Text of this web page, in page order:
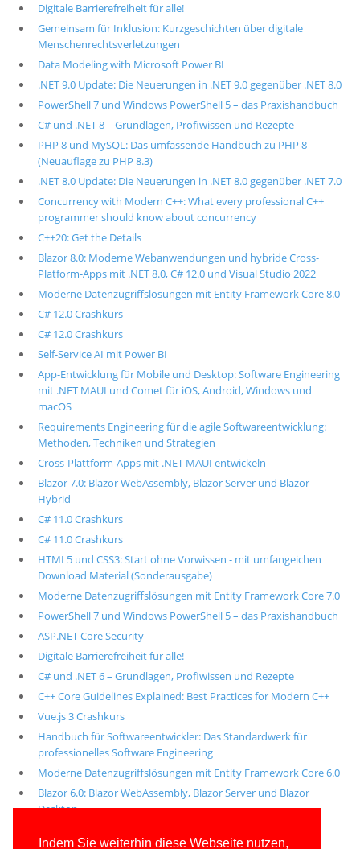
Indem Sie weiterhin diese Webseite nutzen,
Digitale Barrierefreiheit für alle!
Gemeinsam für Inklusion: Kurzgeschichten über digitale
Menschenrechtsverletzungen
Data Modeling with Microsoft Power BI
.NET 9.0 Update: Die Neuerungen in .NET 9.0 gegenüber .NET 8.0
PowerShell 7 und Windows PowerShell 5 – das Praxishandbuch
C# und .NET 8 – Grundlagen, Profiwissen und Rezepte
PHP 8 und MySQL: Das umfassende Handbuch zu PHP 8
(Neuauflage zu PHP 8.3)
.NET 8.0 Update: Die Neuerungen in .NET 8.0 gegenüber .NET 7.0
Concurrency with Modern C++: What every professional C++
programmer should know about concurrency
C++20: Get the Details
Blazor 8.0: Moderne Webanwendungen und hybride Cross-
Platform-Apps mit .NET 8.0, C# 12.0 und Visual Studio 2022
Moderne Datenzugriffslösungen mit Entity Framework Core 8.0
C# 12.0 Crashkurs
C# 12.0 Crashkurs
Self-Service AI mit Power BI
App-Entwicklung für Mobile und Desktop: Software Engineering
mit .NET MAUI und Comet für iOS, Android, Windows und
macOS
Requirements Engineering für die agile Softwareentwicklung:
Methoden, Techniken und Strategien
Cross-Plattform-Apps mit .NET MAUI entwickeln
Blazor 7.0: Blazor WebAssembly, Blazor Server und Blazor
Hybrid
C# 11.0 Crashkurs
C# 11.0 Crashkurs
HTML5 und CSS3: Start ohne Vorwissen - mit umfangeichen
Download Material (Sonderausgabe)
Moderne Datenzugriffslösungen mit Entity Framework Core 7.0
PowerShell 7 und Windows PowerShell 5 – das Praxishandbuch
ASP.NET Core Security
Digitale Barrierefreiheit für alle!
C# und .NET 6 – Grundlagen, Profiwissen und Rezepte
C++ Core Guidelines Explained: Best Practices for Modern C++
Vue.js 3 Crashkurs
Handbuch für Softwareentwickler: Das Standardwerk für
professionelles Software Engineering
Moderne Datenzugriffslösungen mit Entity Framework Core 6.0
Blazor 6.0: Blazor WebAssembly, Blazor Server und Blazor
Desktop
Alle unsere aktuellen Fachbücher